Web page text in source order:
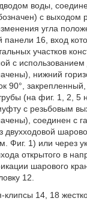
воды,
с выходом
угла
16, вход
участков
с использованием
нижний
90°,
(на фиг. 1, 2, 5
с резьбовым
соединен с
двухходовой
Фиг. 1) или через
открытого в
шарового
12.
клипсы 14, 18